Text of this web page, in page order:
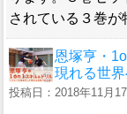
されている３巻が
恩塚亨・
現れる世界
投稿日：2018年11月17